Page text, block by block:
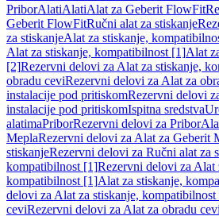
PriborAlatiAlatiAlat za Geberit FlowFit
Geberit FlowFitRučni alat za stiskanje
za stiskanjeAlat za stiskanje,
Alat za stiskanje, kompatibilnost [1]Alat
[2]Rezervni delovi za Alat za stiskanje,
obradu ceviRezervni delovi za Alat za
instalacije pod pritiskomRezervni delovi
instalacije pod pritiskomIspitna sredstva
alatimaPriborRezervni delovi za Pribor
MeplaRezervni delovi za Alat za Geberit
stiskanjeRezervni delovi za Ručni alat za
kompatibilnost [1]Rezervni delovi za Alat
kompatibilnost [1]Alat za stiskanje,
delovi za Alat za stiskanje,
ceviRezervni delovi za Alat za obradu cevi